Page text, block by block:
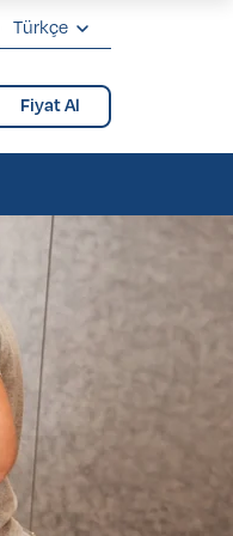
Türkçe
Deutsch
Türkçe
Fiyat Al